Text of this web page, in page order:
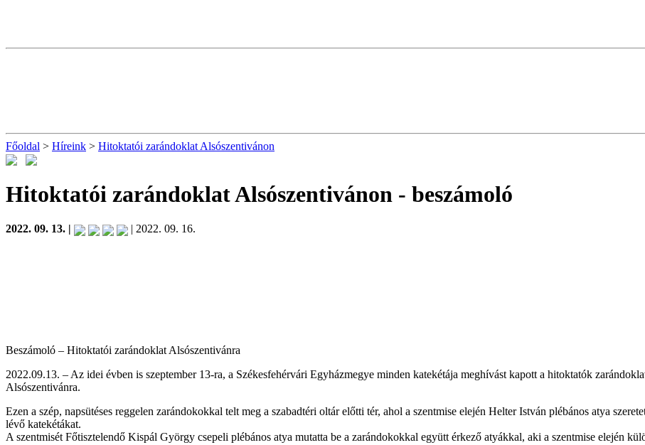
Főoldal > Híreink > Hitoktatói zarándoklat Alsószentivánon
Hitoktatói zarándoklat Alsószentivánon - beszámoló
2022. 09. 13. | | 2022. 09. 16.
Beszámoló – Hitoktatói zarándoklat Alsószentivánra
2022.09.13. – Az idei évben is szeptember 13-ra, a Székesfehérvári Egyházmegye minden katekétája meghívást kapott a hitoktatók
Alsószentivánra.
Ezen a szép, napsütéses reggelen zarándokokkal telt meg a szabadtéri oltár előtti tér, ahol a szentmise elején Helter István plébános atya
lévő katekétákat.
A szentmisét Főtisztelendő Kispál György csepeli plébános atya mutatta be a zarándokokkal együtt érkező atyákkal, aki a szentmise elején